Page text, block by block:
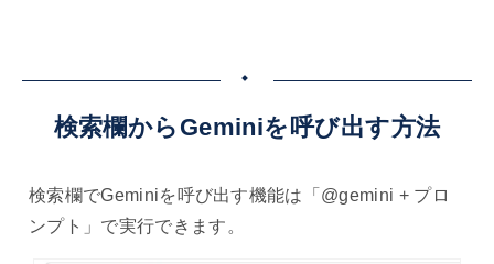
検索欄からGeminiを呼び出す方法
検索欄でGeminiを呼び出す機能は「@gemini + プロ
ンプト」で実行できます。